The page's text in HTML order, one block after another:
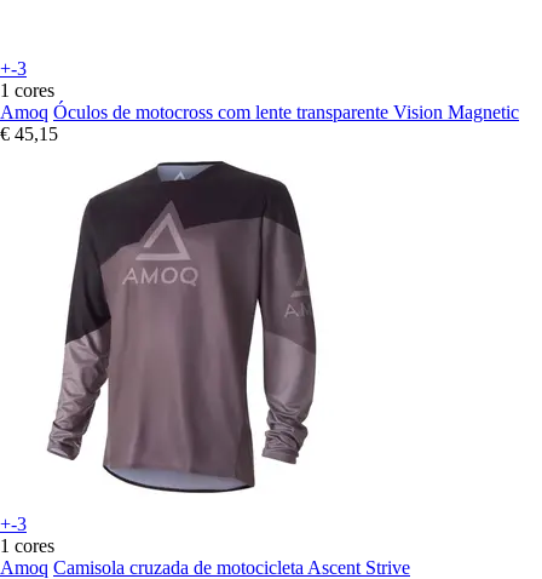
+-3
1 cores
Amoq Óculos de motocross com lente transparente Vision Magnetic
€ 45,15
+-3
1 cores
Amoq Camisola cruzada de motocicleta Ascent Strive